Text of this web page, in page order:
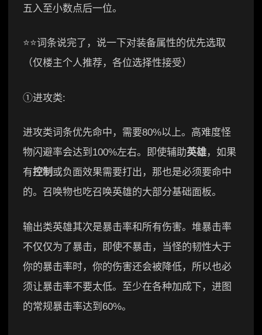
五入至小数点后一位。
⭐⭐词条说完了，说一下对装备属性的优先选取
（仅楼主个人推荐，各位选择性接受）
①进攻类:
进攻类词条优先命中，需要80%以上。高难度怪
物闪避率会达到100%左右。即使辅助英雄，如果
有控制 或负面效果需要打出，那也是必须要命中
的。召唤物也吃召唤英雄的大部分基础面板。
输出类英雄其次是暴击率和所有伤害。堆暴击率
不仅仅为了暴击，即使不暴击，当怪的韧性大于
你的暴击率时，你的伤害还会被降低，所以也必
须让暴击率不要太低。至少在各种加成下，进图
的常规暴击率达到60%。